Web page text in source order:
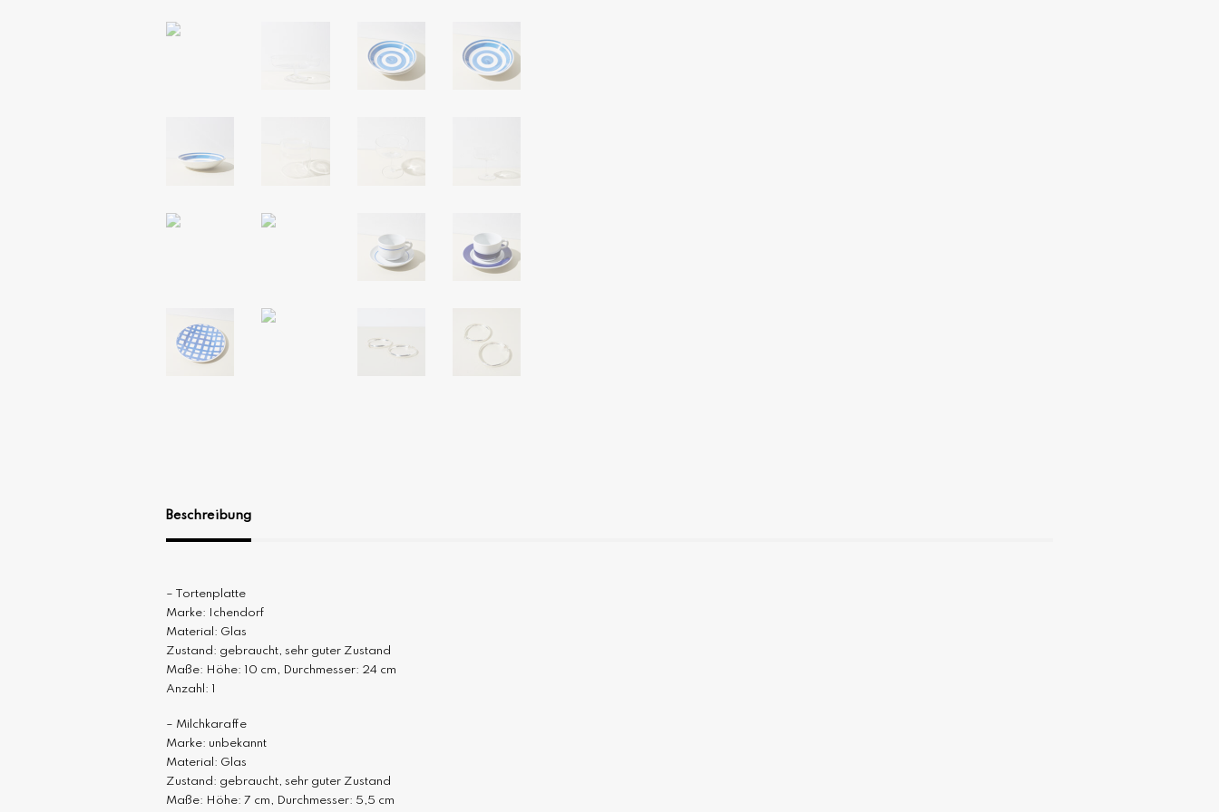
Beschreibung
– Tortenplatte
Marke: Ichendorf
Material: Glas
Zustand: gebraucht, sehr guter Zustand
Maße: Höhe: 10 cm, Durchmesser: 24 cm
Anzahl: 1
– Milchkaraffe
Marke: unbekannt
Material: Glas
Zustand: gebraucht, sehr guter Zustand
Maße: Höhe: 7 cm, Durchmesser: 5,5 cm